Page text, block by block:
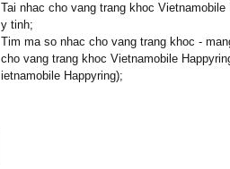
Tai nhac cho vang trang khoc
y tinh;
Tim ma so nhac cho vang trang khoc -
cho vang trang khoc Vietnamobile
ietnamobile Happyring);